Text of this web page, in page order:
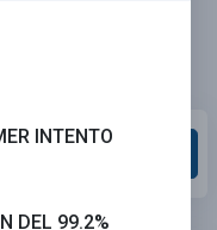
INTENTO
DEL 99.2%